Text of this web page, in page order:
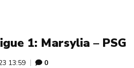
1: Marsylia – PSG
13:59 0